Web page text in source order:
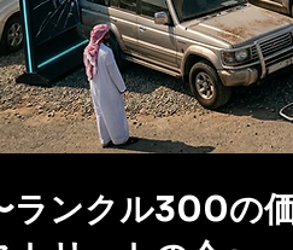
ランクル300の